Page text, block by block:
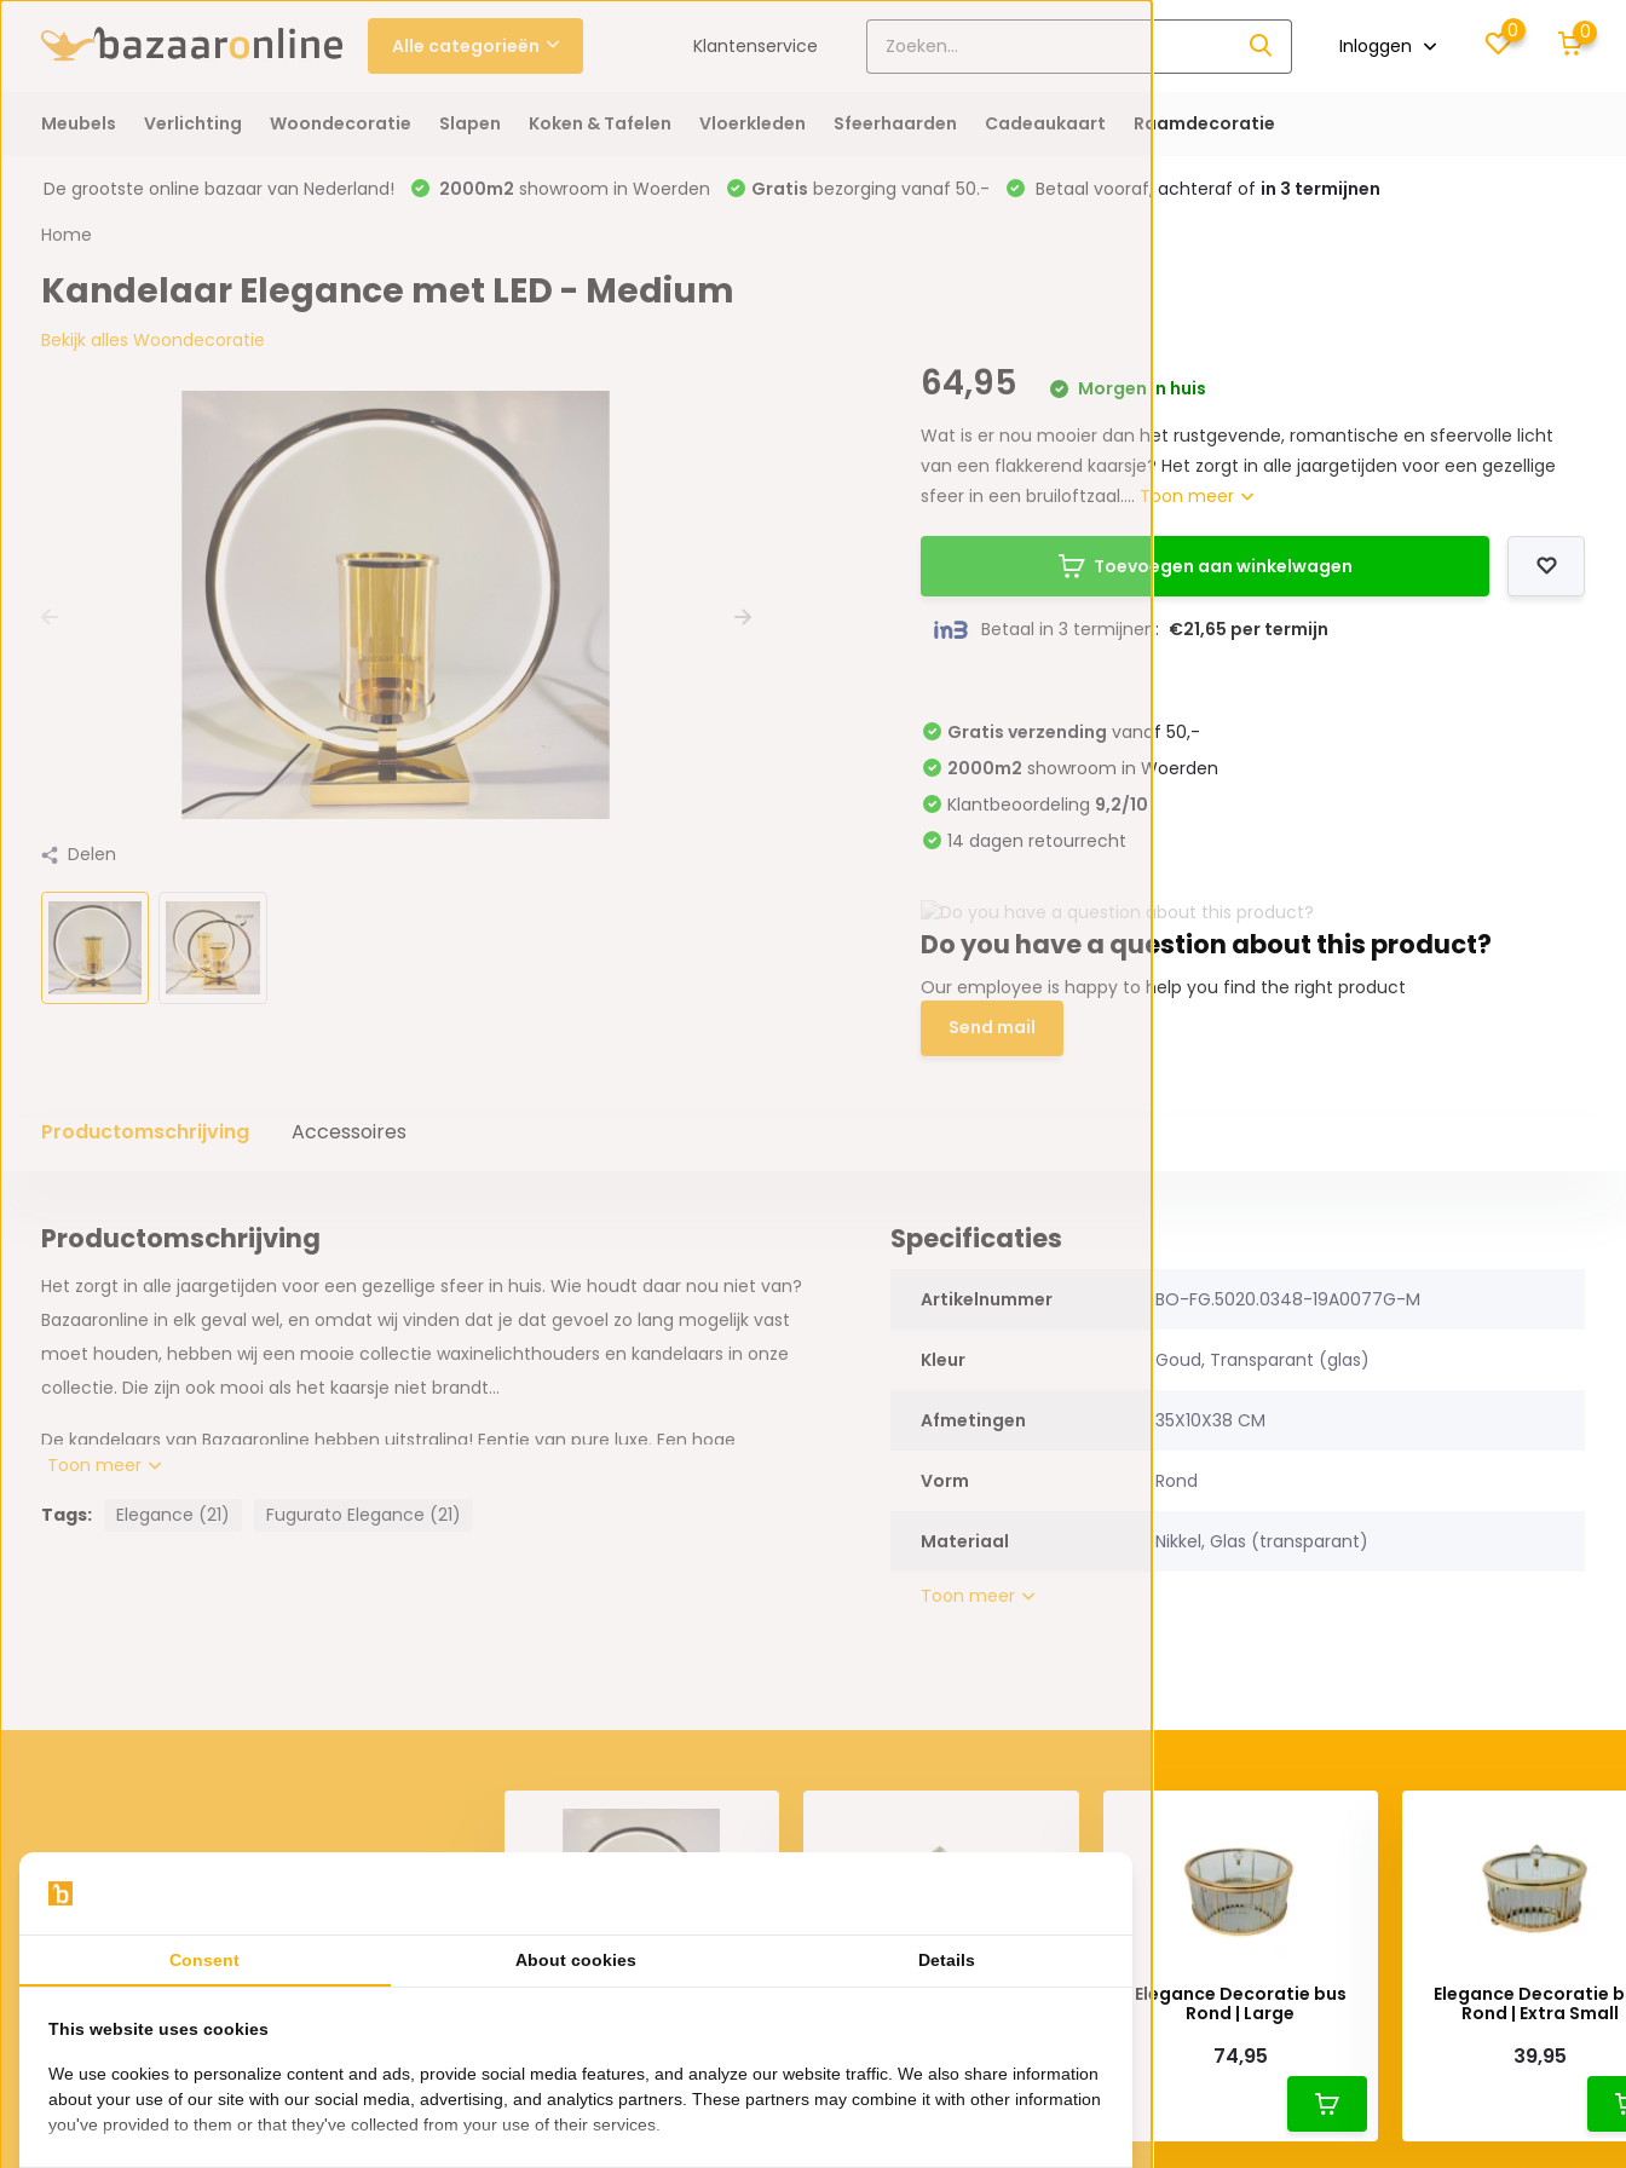
Alle categorieën Klantenservice Inloggen
0 0
Meubels Verlichting Woondecoratie Slapen Koken & Tafelen Vloerkleden Sfeerhaarden Cadeaukaart Raamdecoratie
De grootste online bazaar van Nederland! 2000m2 showroom in Woerden Gratis bezorging vanaf 50.- Betaal vooraf, achteraf of in 3 termijnen
Home
Kandelaar Elegance met LED - Medium
Bekijk alles Woondecoratie
Delen
64,95
Morgen in huis
Wat is er nou mooier dan het rustgevende, romantische en sfeervolle licht
van een flakkerend kaarsje? Het zorgt in alle jaargetijden voor een gezellige
sfeer in een bruiloftzaal.... Toon meer
Toevoegen aan winkelwagen
Betaal in 3 termijnen: €21,65 per termijn
Gratis verzending vanaf 50,-
2000m2 showroom in Woerden
Klantbeoordeling 9,2/10
14 dagen retourrecht
Do you have a question about this product?
Our employee is happy to help you find the right product
Send mail
Productomschrijving Accessoires
Productomschrijving
Het zorgt in alle jaargetijden voor een gezellige sfeer in huis. Wie houdt daar nou niet van?
Bazaaronline in elk geval wel, en omdat wij vinden dat je dat gevoel zo lang mogelijk vast
moet houden, hebben wij een mooie collectie waxinelichthouders en kandelaars in onze
collectie. Die zijn ook mooi als het kaarsje niet brandt…
De kandelaars van Bazaaronline hebben uitstraling! Eentje van pure luxe. Een hoge
designkandelaar van uit onze collectie zorgt onmiddellijk voor sfeer en gezelligheid. Ideaal
om een kaal plekje op uw dressoir op te leuken. Bazaaronline heeft een mooie collectie, die
Toon meer
Tags: Elegance (21) Fugurato Elegance (21)
Specificaties
Artikelnummer BO-FG.5020.0348-19A0077G-M
Kleur Goud, Transparant (glas)
Afmetingen 35X10X38 CM
Vorm Rond
Materiaal Nikkel, Glas (transparant)
Toon meer
VOOR JOU GESELECTEERD
Gerelateerde
producten
2-lichts
49,95
op voet
Kandelaar Elegance met LED
Elegance Decoratie bus
Elegance Decoratie bus
Rond | Large
74,95
Elegance Decoratie
Rond | Extra Small
39,95
Consent About cookies Details
This website uses cookies
We use cookies to personalize content and ads, provide social media features, and analyze our website traffic. We also share information
about your use of our site with our social media, advertising, and analytics partners. These partners may combine it with other information
you've provided to them or that they've collected from your use of their services.